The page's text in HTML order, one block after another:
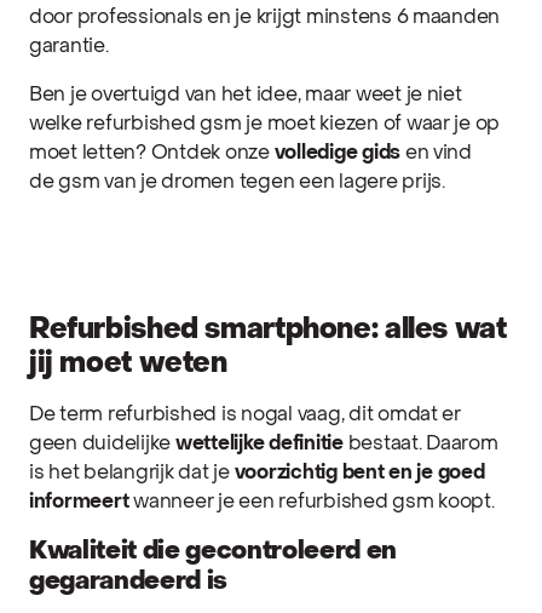
door professionals en je krijgt minstens 6 maanden
garantie.
Ben je overtuigd van het idee, maar weet je niet
welke refurbished gsm je moet kiezen of waar je op
moet letten? Ontdek onze volledige gids en vind
de gsm van je dromen tegen een lagere prijs.
Refurbished smartphone: alles wat
jij moet weten
De term refurbished is nogal vaag, dit omdat er
geen duidelijke wettelijke definitie bestaat. Daarom
is het belangrijk dat je voorzichtig bent en je goed
informeertwanneer je een refurbished gsm koopt.
Kwaliteit die gecontroleerd en
gegarandeerd is